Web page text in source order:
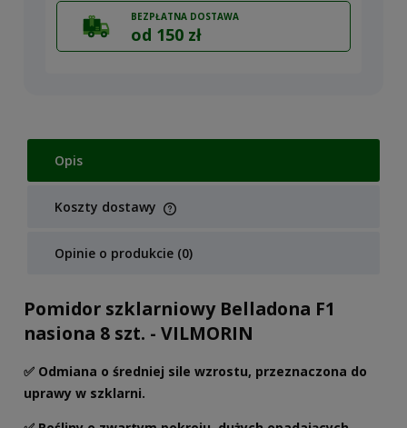
BEZPŁATNA DOSTAWA
od 150 zł
Opis
Koszty dostawy
Cena nie zawiera ewentualnych kosztów płatności
Opinie o produkcie (0)
Pomidor szklarniowy Belladona F1
nasiona 8 szt. - VILMORIN
✅ Odmiana o średniej sile wzrostu, przeznaczona do
uprawy w szklarni.